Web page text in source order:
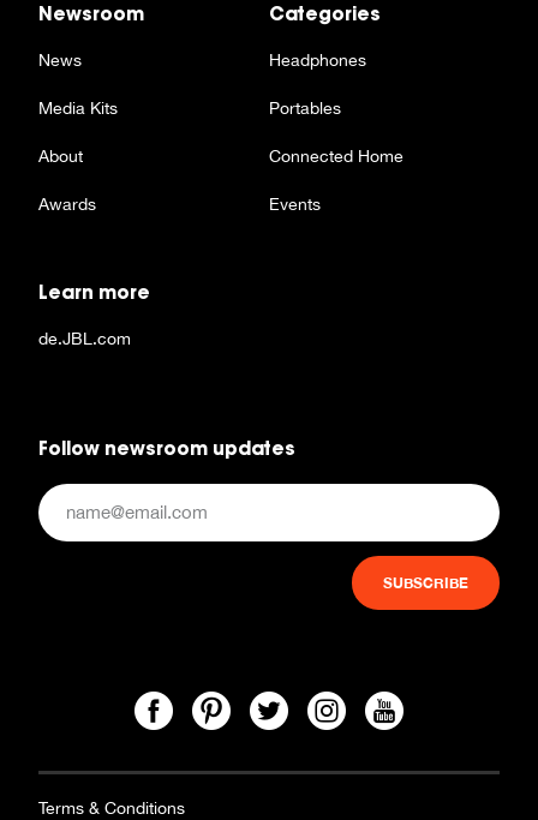
Newsroom
News
Media Kits
About
Awards
Categories
Headphones
Portables
Connected Home
Events
Learn more
de.JBL.com
Follow newsroom updates
Terms & Conditions